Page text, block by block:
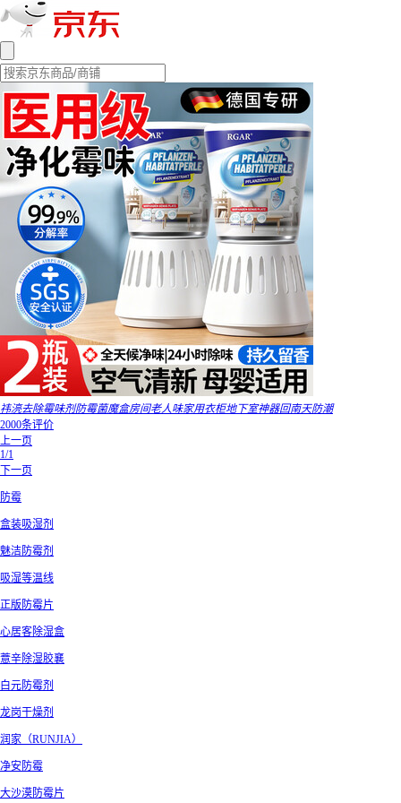
祎湸去除霉味剂防霉菌魔盒房间老人味家用衣柜地下室神器回南天防潮
2000条评价
上一页
1/1
下一页
防霉
盒装吸湿剂
魅洁防霉剂
吸湿等温线
正版防霉片
心居客除湿盒
薏辛除湿胶襄
白元防霉剂
龙岗干燥剂
润家（RUNJIA）
净安防霉
大沙漠防霉片